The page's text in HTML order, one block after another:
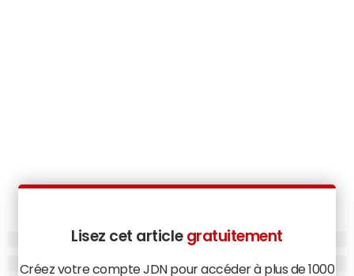
Lisez cet article gratuitement
Créez votre compte JDN pour accéder à plus de 1000